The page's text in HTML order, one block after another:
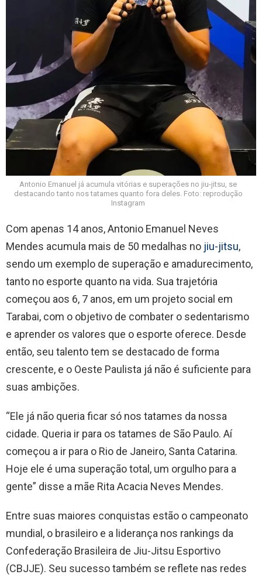
Antonio Emanuel já acumula vitórias e superações no jiu-jitsu, se
destacando tanto nos tatames quanto fora deles. Foto: reprodução
Instagram
Com apenas 14 anos, Antonio Emanuel Neves
Mendes acumula mais de 50 medalhas no jiu-jitsu,
sendo um exemplo de superação e amadurecimento,
tanto no esporte quanto na vida. Sua trajetória
começou aos 6, 7 anos, em um projeto social em
Tarabai, com o objetivo de combater o sedentarismo
e aprender os valores que o esporte oferece. Desde
então, seu talento tem se destacado de forma
crescente, e o Oeste Paulista já não é suficiente para
suas ambições.
“Ele já não queria ficar só nos tatames da nossa
cidade. Queria ir para os tatames de São Paulo. Aí
começou a ir para o Rio de Janeiro, Santa Catarina.
Hoje ele é uma superação total, um orgulho para a
gente” disse a mãe Rita Acacia Neves Mendes.
Entre suas maiores conquistas estão o campeonato
mundial, o brasileiro e a liderança nos rankings da
Confederação Brasileira de Jiu-Jitsu Esportivo
(CBJJE). Seu sucesso também se reflete nas redes